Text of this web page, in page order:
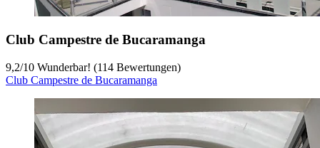
Club Campestre de Bucaramanga
9,2/10 Wunderbar! (114 Bewertungen)
Club Campestre de Bucaramanga